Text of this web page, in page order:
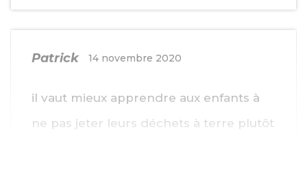
Patrick 14 novembre 2020
il vaut mieux apprendre aux enfants à
ne pas jeter leurs déchets à terre plutôt